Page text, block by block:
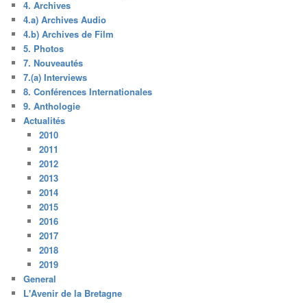
4. Archives
4.a) Archives Audio
4.b) Archives de Film
5. Photos
7. Nouveautés
7.(a) Interviews
8. Conférences Internationales
9. Anthologie
Actualités
2010
2011
2012
2013
2014
2015
2016
2017
2018
2019
General
L'Avenir de la Bretagne